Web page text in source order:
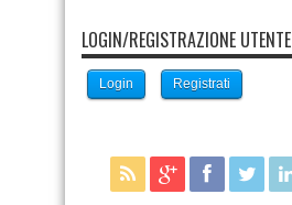
LOGIN/REGISTRAZIONE UTENTE
Login Registrati